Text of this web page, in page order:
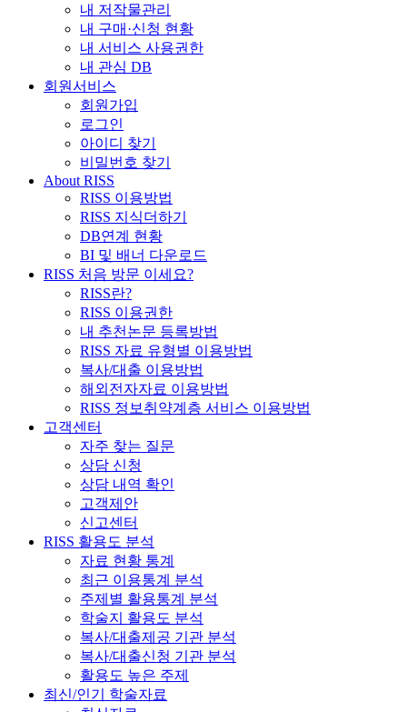
내 저작물관리
내 구매·신청 현황
내 서비스 사용권한
내 관심 DB
회원서비스
회원가입
로그인
아이디 찾기
비밀번호 찾기
About RISS
RISS 이용방법
RISS 지식더하기
DB연계 현황
BI 및 배너 다운로드
RISS 처음 방문 이세요?
RISS란?
RISS 이용권한
내 추천논문 등록방법
RISS 자료 유형별 이용방법
복사/대출 이용방법
해외전자자료 이용방법
RISS 정보취약계층 서비스 이용방법
고객센터
자주 찾는 질문
상담 신청
상담 내역 확인
고객제안
신고센터
RISS 활용도 분석
자료 현황 통계
최근 이용통계 분석
주제별 활용통계 분석
학술지 활용도 분석
복사/대출제공 기관 분석
복사/대출신청 기관 분석
활용도 높은 주제
최신/인기 학술자료